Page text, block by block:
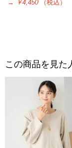
→ ￥4,450 （税込）
この商品を見た